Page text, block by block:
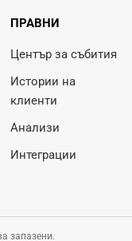
ПРАВНИ
Център за събития
Истории на
клиенти
Анализи
Интеграции
запазени.